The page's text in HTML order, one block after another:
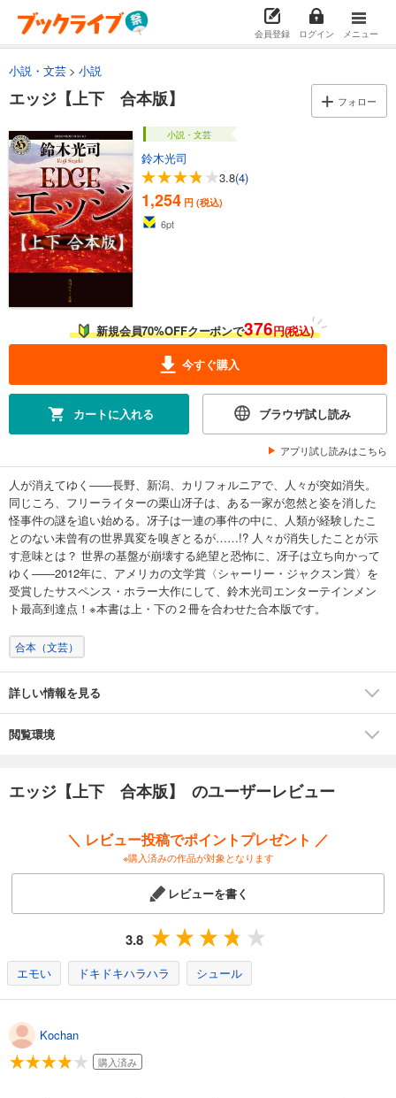
会員登録 ログイン メニュー
小説・文芸 小説
エッジ【上下 合本版】 フォロー
小説・文芸
鈴木光司
3.8(4)
1,254 円 (税込)
6pt
新規会員70%OFFクーポンで376円(税込)
今すぐ購入
カートに入れる ブラウザ試し読み
アプリ試し読みはこちら
人が消えてゆく――長野、新潟、カリフォルニアで、人々が突如消失。
同じころ、フリーライターの栗山冴子は、ある一家が忽然と姿を消した
怪事件の謎を追い始める。冴子は一連の事件の中に、人類が経験したこ
とのない未曾有の世界異変を嗅ぎとるが……!? 人々が消失したことが示
す意味とは？ 世界の基盤が崩壊する絶望と恐怖に、冴子は立ち向かって
ゆく――2012年に、アメリカの文学賞〈シャーリー・ジャクスン賞〉を
受賞したサスペンス・ホラー大作にして、鈴木光司エンターテインメン
ト最高到達点！※本書は上・下の２冊を合わせた合本版です。
合本（文芸）
詳しい情報を見る
閲覧環境
エッジ【上下 合本版】 のユーザーレビュー
＼ レビュー投稿でポイントプレゼント ／
※購入済みの作品が対象となります
レビューを書く
3.8
エモい ドキドキハラハラ シュール
Kochan
購入済み